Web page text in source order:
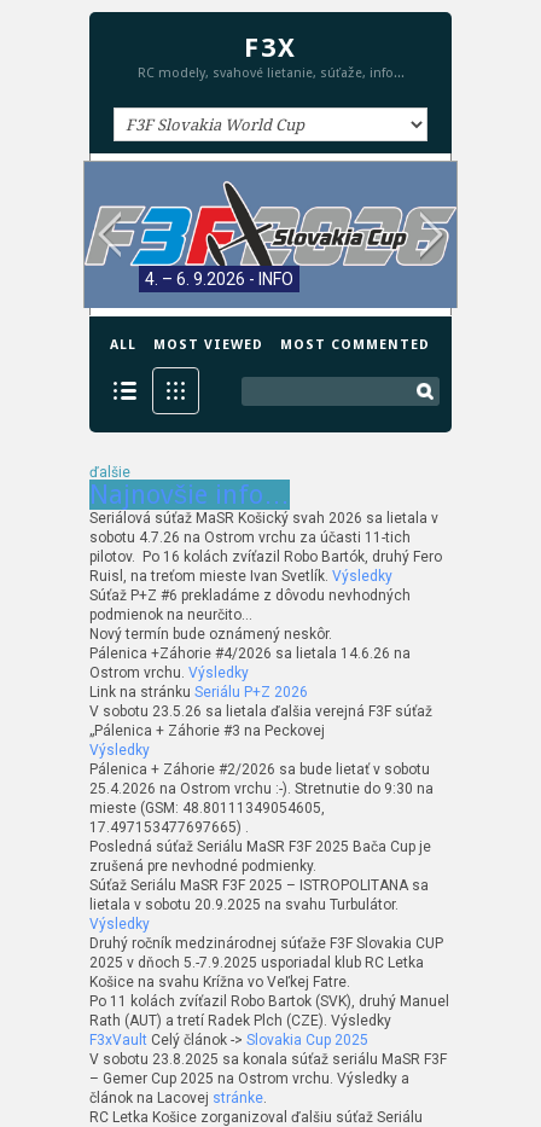
F3X
RC modely, svahové lietanie, súťaže, info...
4. – 6. 9.2026 - INFO
ALL MOST VIEWED MOST COMMENTED
ďalšie
Najnovšie info…
Seriálová súťaž MaSR Košický svah 2026 sa lietala v
sobotu 4.7.26 na Ostrom vrchu za účasti 11-tich
pilotov. Po 16 kolách zvíťazil Robo Bartók, druhý Fero
Ruisl, na treťom mieste Ivan Svetlík. Výsledky
Súťaž P+Z #6 prekladáme z dôvodu nevhodných
podmienok na neurčito…
Nový termín bude oznámený neskôr.
Pálenica +Záhorie #4/2026 sa lietala 14.6.26 na
Ostrom vrchu. Výsledky
Link na stránku Seriálu P+Z 2026
V sobotu 23.5.26 sa lietala ďalšia verejná F3F súťaž
„Pálenica + Záhorie #3 na Peckovej
Výsledky
Pálenica + Záhorie #2/2026 sa bude lietať v sobotu
25.4.2026 na Ostrom vrchu :-). Stretnutie do 9:30 na
mieste (GSM: 48.80111349054605,
17.497153477697665) .
Posledná súťaž Seriálu MaSR F3F 2025 Bača Cup je
zrušená pre nevhodné podmienky.
Súťaž Seriálu MaSR F3F 2025 – ISTROPOLITANA sa
lietala v sobotu 20.9.2025 na svahu Turbulátor.
Výsledky
Druhý ročník medzinárodnej súťaže F3F Slovakia CUP
2025 v dňoch 5.-7.9.2025 usporiadal klub RC Letka
Košice na svahu Krížna vo Veľkej Fatre.
Po 11 kolách zvíťazil Robo Bartok (SVK), druhý Manuel
Rath (AUT) a tretí Radek Plch (CZE). Výsledky
F3xVault Celý článok -> Slovakia Cup 2025
V sobotu 23.8.2025 sa konala súťaž seriálu MaSR F3F
– Gemer Cup 2025 na Ostrom vrchu. Výsledky a
článok na Lacovej stránke.
RC Letka Košice zorganizoval ďalšiu súťaž Seriálu